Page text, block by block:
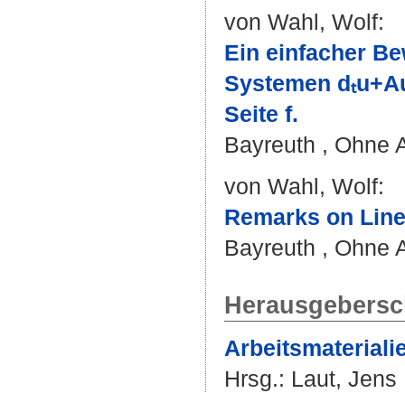
von Wahl, Wolf:
Ein einfacher
Systemen
Seite f.
Bayreuth , Ohne
von Wahl, Wolf:
Remarks on
Bayreuth , Ohne
Hrsg.: Laut, Jens